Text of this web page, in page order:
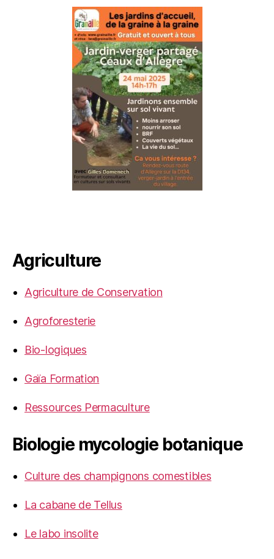
Agriculture
Agriculture de Conservation
Agroforesterie
Bio-logiques
Gaïa Formation
Ressources Permaculture
Biologie mycologie botanique
Culture des champignons comestibles
La cabane de Tellus
Le labo insolite